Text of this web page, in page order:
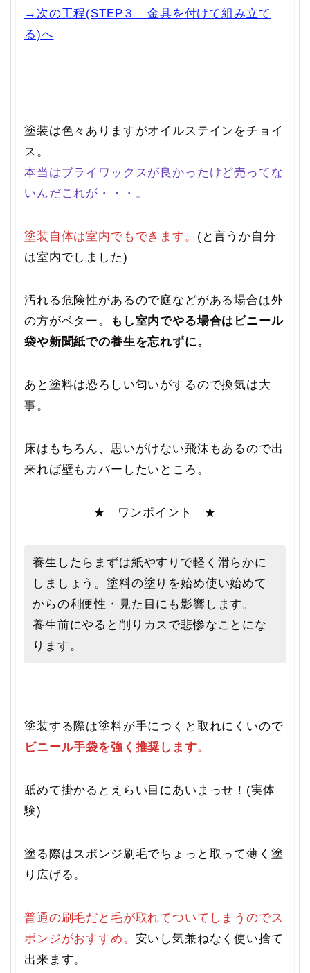
→次の工程(STEP３ 金具を付けて組み立て
る)へ
塗装は色々ありますがオイルステインをチョイ
ス。
本当はブライワックスが良かったけど売ってな
いんだこれが・・・。
塗装自体は室内でもできます。 (と言うか自分
は室内でしました)
汚れる危険性があるので庭などがある場合は外
の方がベター。
もし室内でやる場合はビニール
袋や新聞紙での養生を忘れずに。
あと塗料は恐ろしい匂いがするので換気は大
事。
床はもちろん、思いがけない飛沫もあるので出
来れば壁もカバーしたいところ。
★ ワンポイント ★
養生したらまずは紙やすりで軽く滑らかに
しましょう。塗料の塗りを始め使い始めて
からの利便性・見た目にも影響します。
養生前にやると削りカスで悲惨なことにな
ります。
塗装する際は塗料が手につくと取れにくいので
ビニール手袋を強く推奨します。
舐めて掛かるとえらい目にあいまっせ！(実体
験)
塗る際はスポンジ刷毛でちょっと取って薄く塗
り広げる。
普通の刷毛だと毛が取れてついてしまうのでス
ポンジがおすすめ。 安いし気兼ねなく使い捨て
出来ます。